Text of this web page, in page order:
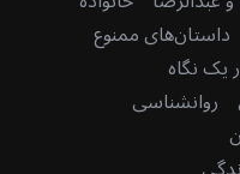
داستان‌های ممنوع
یک نگاه
روانشناسی